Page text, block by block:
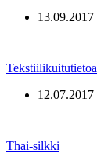
13.09.2017
Tekstiilikuitutietoa
12.07.2017
Thai-silkki